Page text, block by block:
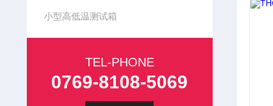
小型高低温测试箱
TEL-PHONE
0769-8108-5069